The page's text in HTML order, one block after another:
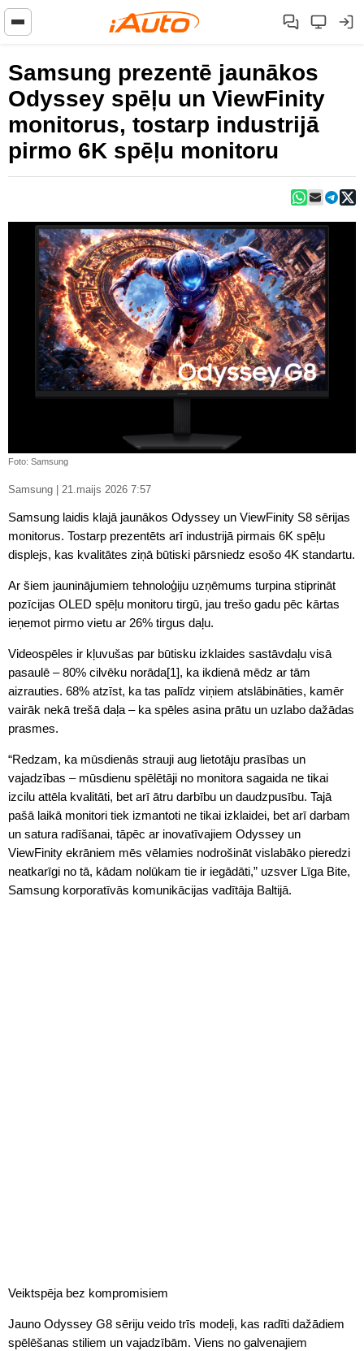
Samsung prezentē jaunākos
Odyssey spēļu un ViewFinity
monitorus, tostarp industrijā
pirmo 6K spēļu monitoru
Foto: Samsung
Samsung | 21.maijs 2026 7:57
Samsung laidis klajā jaunākos Odyssey un ViewFinity S8 sērijas
monitorus. Tostarp prezentēts arī industrijā pirmais 6K spēļu
displejs, kas kvalitātes ziņā būtiski pārsniedz esošo 4K standartu.
Ar šiem jauninājumiem tehnoloģiju uzņēmums turpina stiprināt
pozīcijas OLED spēļu monitoru tirgū, jau trešo gadu pēc kārtas
ieņemot pirmo vietu ar 26% tirgus daļu.
Videospēles ir kļuvušas par būtisku izklaides sastāvdaļu visā
pasaulē – 80% cilvēku norāda[1], ka ikdienā mēdz ar tām
aizrauties. 68% atzīst, ka tas palīdz viņiem atslābināties, kamēr
vairāk nekā trešā daļa – ka spēles asina prātu un uzlabo dažādas
prasmes.
“Redzam, ka mūsdienās strauji aug lietotāju prasības un
vajadzības – mūsdienu spēlētāji no monitora sagaida ne tikai
izcilu attēla kvalitāti, bet arī ātru darbību un daudzpusību. Tajā
pašā laikā monitori tiek izmantoti ne tikai izklaidei, bet arī darbam
un satura radīšanai, tāpēc ar inovatīvajiem Odyssey un
ViewFinity ekrāniem mēs vēlamies nodrošināt vislabāko pieredzi
neatkarīgi no tā, kādam nolūkam tie ir iegādāti,” uzsver Līga Bite,
Samsung korporatīvās komunikācijas vadītāja Baltijā.
Veiktspēja bez kompromisiem
Jauno Odyssey G8 sēriju veido trīs modeļi, kas radīti dažādiem
spēlēšanas stiliem un vajadzībām. Viens no galvenajiem